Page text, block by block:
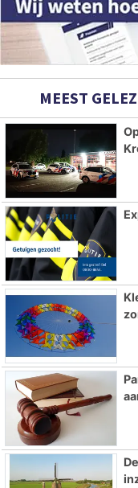
MEEST